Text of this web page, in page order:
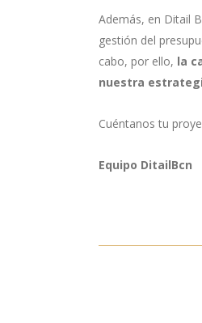
Además, en Ditail
gestión del
cabo, por ello, la
nuestra
Cuéntanos tu
Equipo DitailBcn